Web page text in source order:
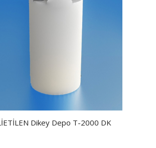
Dikey Depo T-2000 DK